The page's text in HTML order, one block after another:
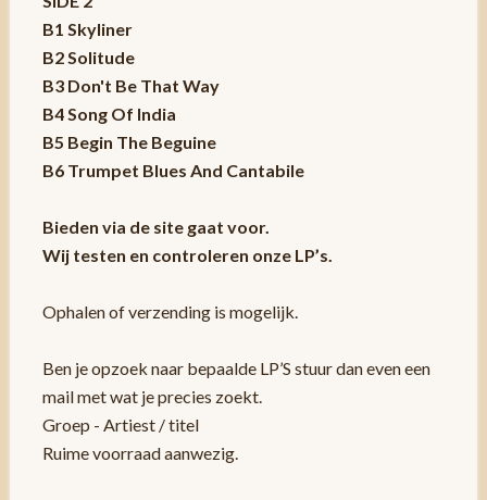
B1 Skyliner
B2 Solitude
B3 Don't Be That Way
B4 Song Of India
B5 Begin The Beguine
B6 Trumpet Blues And Cantabile
Bieden via de site gaat voor.
Wij testen en controleren onze LP’s.
Ophalen of verzending is mogelijk.
Ben je opzoek naar bepaalde LP’S stuur dan even een
mail met wat je precies zoekt.
Groep - Artiest / titel
Ruime voorraad aanwezig.